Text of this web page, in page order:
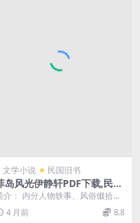
文学小说 民国旧书
岛风光伊静轩PDF下载,民国
律宾研究史料
介： 内分人物轶事、风俗缀拾、
闻琐谈3编 截图： 目录： 菲人的
先 22 ...
4 月前 8.8